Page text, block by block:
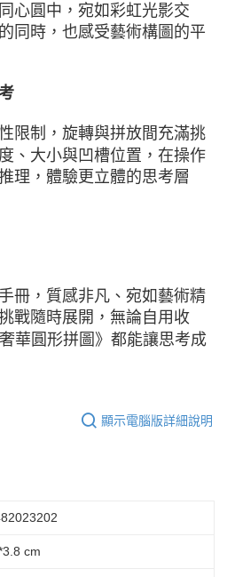
心圓中，宛如彩虹光影交
同時，也感受藝術構圖的平
限制，旋轉與拼放間充滿挑
、大小與凹槽位置，在操作
理，體驗更立體的思考層
冊，質感非凡、宛如藝術精
戰隨時展開，無論自用收
華圓形拼圖》都能讓思考成
顯示電腦版詳細說明
cm